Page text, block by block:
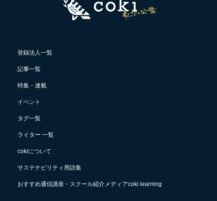
登録法人一覧
記事一覧
特集・連載
イベント
タグ一覧
ライター 一覧
cokiについて
サステナビリティ用語集
おすすめ通信講座・スクール紹介メディアcoki learning